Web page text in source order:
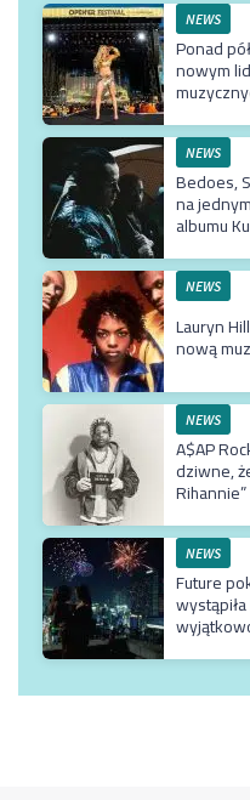
NEWS
Ponad
nowym
NEWS
Bedoes,
na
albumu
NEWS
Lauryn
nową
NEWS
A$AP
dziwne,
Rihannie”
NEWS
Future